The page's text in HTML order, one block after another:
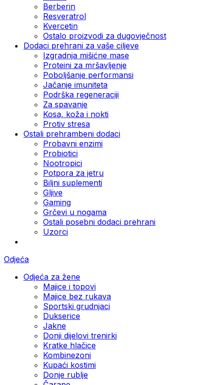
Berberin
Resveratrol
Kvercetin
Ostalo proizvodi za dugovječnost
Dodaci prehrani za vaše ciljeve
Izgradnja mišićne mase
Proteini za mršavljenje
Poboljšanje performansi
Jačanje imuniteta
Podrška regeneraciji
Za spavanje
Kosa, koža i nokti
Protiv stresa
Ostali prehrambeni dodaci
Probavni enzimi
Probiotici
Nootropici
Potpora za jetru
Biljni suplementi
Gljive
Gaming
Grčevi u nogama
Ostali posebni dodaci prehrani
Uzorci
Odjeća
Odjeća za žene
Majice i topovi
Majice bez rukava
Sportski grudnjaci
Dukserice
Jakne
Donji dijelovi trenirki
Kratke hlačice
Kombinezoni
Kupaći kostimi
Donje rublje